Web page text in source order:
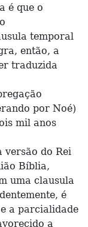
é que o
temporal
então, a
traduzida
por Noé)
mil anos
do Rei
Bíblia,
uma clausula
é
a parcialidade
a